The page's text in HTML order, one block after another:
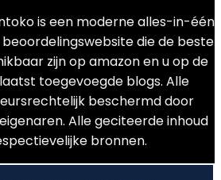
is een moderne alles-in-één
die de beste
zijn op amazon en u op de
toegevoegde blogs. Alle
beschermd door
Alle geciteerde inhoud
bronnen.